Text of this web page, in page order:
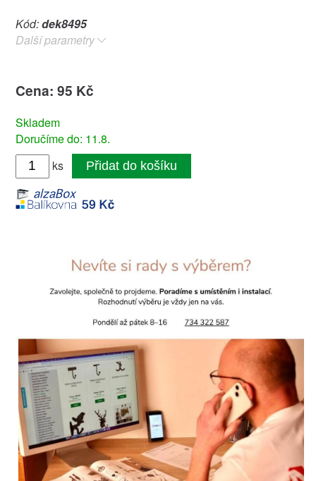
Kód:dek8495
Další parametry
Cena: 95 Kč
Skladem
Doručíme do: 11.8.
ks
Přidat do košíku